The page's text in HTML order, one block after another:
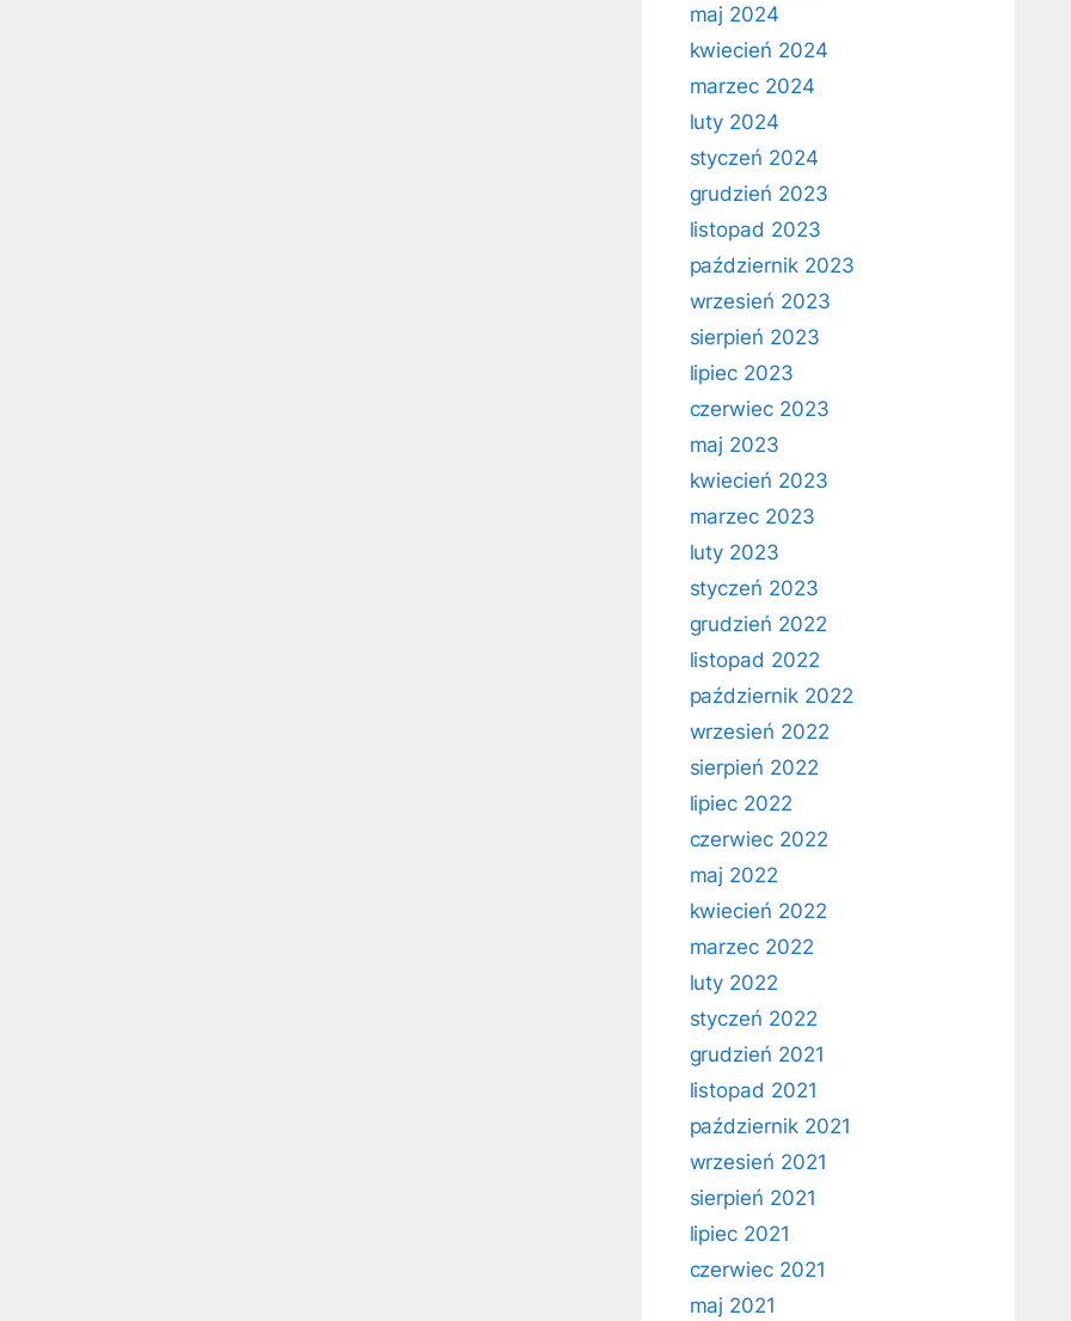
maj 2024
kwiecień 2024
marzec 2024
luty 2024
styczeń 2024
grudzień 2023
listopad 2023
październik 2023
wrzesień 2023
sierpień 2023
lipiec 2023
czerwiec 2023
maj 2023
kwiecień 2023
marzec 2023
luty 2023
styczeń 2023
grudzień 2022
listopad 2022
październik 2022
wrzesień 2022
sierpień 2022
lipiec 2022
czerwiec 2022
maj 2022
kwiecień 2022
marzec 2022
luty 2022
styczeń 2022
grudzień 2021
listopad 2021
październik 2021
wrzesień 2021
sierpień 2021
lipiec 2021
czerwiec 2021
maj 2021